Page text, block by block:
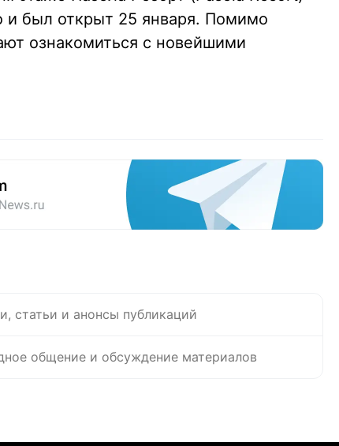
и был открыт 25 января. Помимо
ознакомиться с новейшими
статьи и анонсы публикаций
общение и обсуждение материалов